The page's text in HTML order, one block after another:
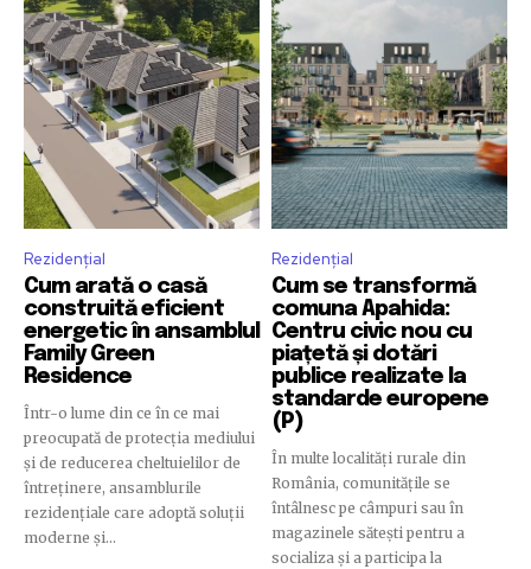
Rezidențial
Cum arată o casă
construită eficient
energetic în ansamblul
Family Green
Residence
Într-o lume din ce în ce mai
preocupată de protecția mediului
și de reducerea cheltuielilor de
întreținere, ansamblurile
rezidențiale care adoptă soluții
moderne și...
Rezidențial
Cum se transformă
comuna Apahida:
Centru civic nou cu
piațetă și dotări
publice realizate la
standarde europene
(P)
În multe localități rurale din
România, comunitățile se
întâlnesc pe câmpuri sau în
magazinele sătești pentru a
socializa și a participa la